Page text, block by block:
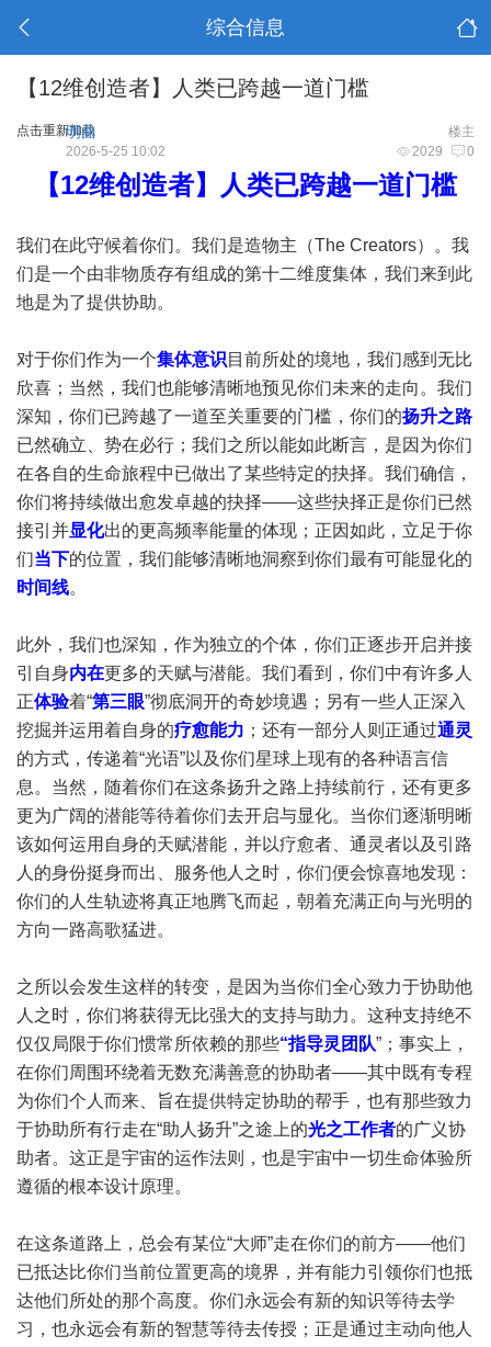
综合信息
【12维创造者】人类已跨越一道门槛
点击重新加载 楼主
明曲
2029 0
2026-5-25 10:02
【12维创造者】人类已跨越一道门槛
我们在此守候着你们。我们是造物主（The Creators）。我
们是一个由非物质存有组成的第十二维度集体，我们来到此
地是为了提供协助。
对于你们作为一个集体意识 目前所处的境地，我们感到无比
欣喜；当然，我们也能够清晰地预见你们未来的走向。我们
深知，你们已跨越了一道至关重要的门槛，你们的扬升之路
已然确立、势在必行；我们之所以能如此断言，是因为你们
在各自的生命旅程中已做出了某些特定的抉择。我们确信，
你们将持续做出愈发卓越的抉择——这些抉择正是你们已然
接引并显化出的更高频率能量的体现；正因如此，立足于你
们当下的位置，我们能够清晰地洞察到你们最有可能显化的
时间线。
此外，我们也深知，作为独立的个体，你们正逐步开启并接
引自身内在更多的天赋与潜能。我们看到，你们中有许多人
正体验着“第三眼”彻底洞开的奇妙境遇；另有一些人正深入
挖掘并运用着自身的疗愈能力 ；还有一部分人则正通过通灵
的方式，传递着“光语”以及你们星球上现有的各种语言信
息。当然，随着你们在这条扬升之路上持续前行，还有更多
更为广阔的潜能等待着你们去开启与显化。当你们逐渐明晰
该如何运用自身的天赋潜能，并以疗愈者、通灵者以及引路
人的身份挺身而出、服务他人之时，你们便会惊喜地发现：
你们的人生轨迹将真正地腾飞而起，朝着充满正向与光明的
方向一路高歌猛进。
之所以会发生这样的转变，是因为当你们全心致力于协助他
人之时，你们将获得无比强大的支持与助力。这种支持绝不
仅仅局限于你们惯常所依赖的那些“指导灵团队”；事实上，
在你们周围环绕着无数充满善意的协助者——其中既有专程
为你们个人而来、旨在提供特定协助的帮手，也有那些致力
于协助所有行走在“助人扬升”之途上的光之工作者的广义协
助者。这正是宇宙的运作法则，也是宇宙中一切生命体验所
遵循的根本设计原理。
在这条道路上，总会有某位“大师”走在你们的前方——他们
已抵达比你们当前位置更高的境界，并有能力引领你们也抵
达他们所处的那个高度。你们永远会有新的知识等待去学
习，也永远会有新的智慧等待去传授；正是通过主动向他人